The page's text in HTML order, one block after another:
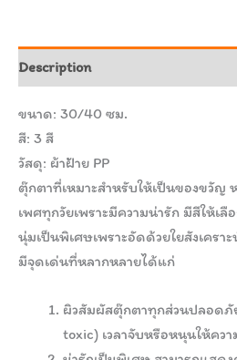
Description
ขนาด: 30/40 ซม.
สี: 3 สี
วัสดุ: ผ้าฝ้าย PP
ตุ๊กตาที่เหมาะสำหรับให้เป็นของขวัญ
เพศทุกวัยเพราะมีความน่ารัก มีสีให้เ
นุ่มเป็นพิเศษเพราะอัดด้วยใยสังเคร
มีจุดเด่นที่หลากหลายได้แก่
ผิวสัมผัสตุ๊กตาทุกส่วนปลอดภั
toxic) เวลาจับหรือหนุนให้คว